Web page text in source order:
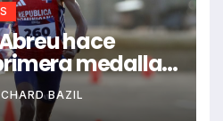
hace
medalla
Domingo
BAZIL